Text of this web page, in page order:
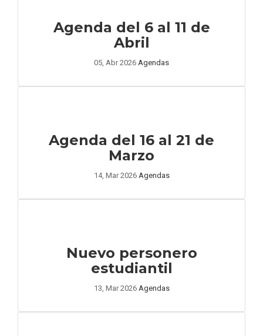
Agenda del 6 al 11 de
Abril
05, Abr 2026 Agendas
Agenda del 16 al 21 de
Marzo
14, Mar 2026 Agendas
Nuevo personero
estudiantil
13, Mar 2026 Agendas